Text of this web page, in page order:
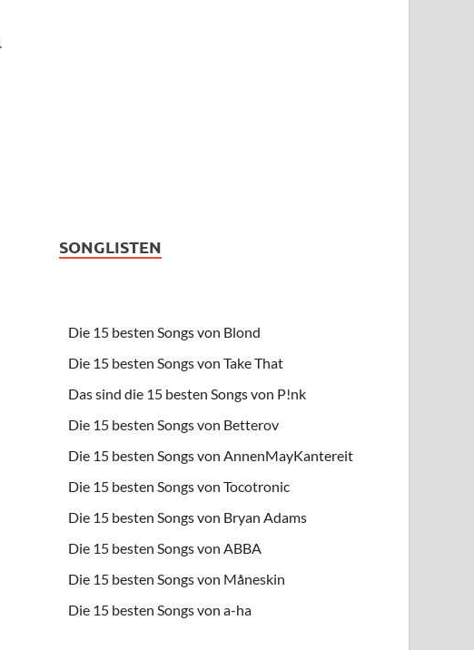
SONGLISTEN
Die 15 besten Songs von Blond
Die 15 besten Songs von Take That
Das sind die 15 besten Songs von P!nk
Die 15 besten Songs von Betterov
Die 15 besten Songs von AnnenMayKantereit
Die 15 besten Songs von Tocotronic
Die 15 besten Songs von Bryan Adams
Die 15 besten Songs von ABBA
Die 15 besten Songs von Måneskin
Die 15 besten Songs von a-ha